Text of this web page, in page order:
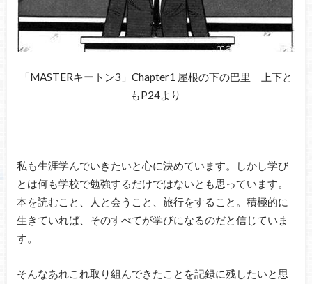
「MASTERキートン3」Chapter1 屋根の下の巴里 上下と
もP24より
私も生涯学んでいきたいと心に決めています。しかし学び
とは何も学校で勉強するだけではないとも思っています。
本を読むこと、人と会うこと、旅行をすること。積極的に
生きていれば、そのすべてが学びになるのだと信じていま
す。
そんなあれこれ取り組んできたことを記録に残したいと思